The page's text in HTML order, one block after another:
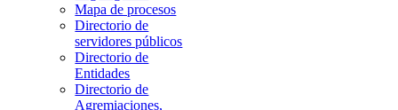
Mapa de procesos
Directorio de
servidores públicos
Directorio de
Entidades
Directorio de
Agremiaciones,